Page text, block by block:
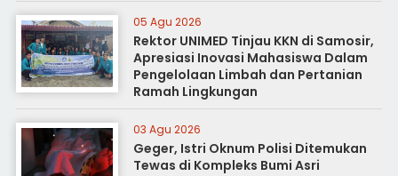
05 Agu 2026
Rektor UNIMED Tinjau KKN di Samosir,
Apresiasi Inovasi Mahasiswa Dalam
Pengelolaan Limbah dan Pertanian
Ramah Lingkungan
03 Agu 2026
Geger, Istri Oknum Polisi Ditemukan
Tewas di Kompleks Bumi Asri